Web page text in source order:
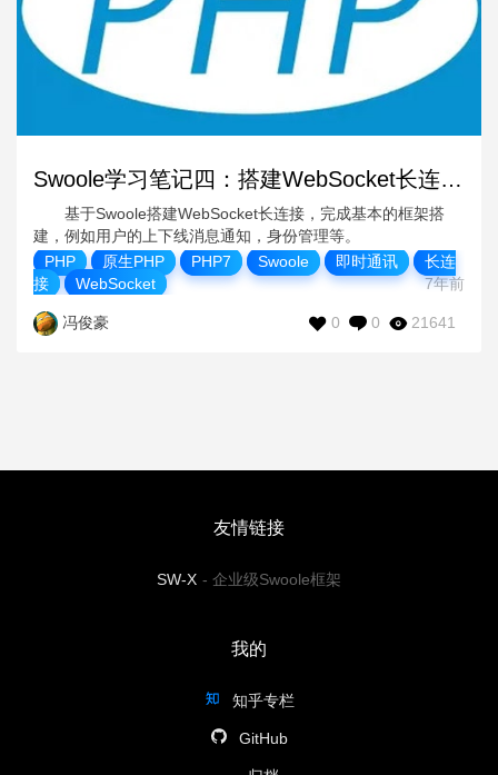
Swoole学习笔记四：搭建WebSocket长连接 之 基本框架搭建
基于Swoole搭建WebSocket长连接，完成基本的框架搭
建，例如用户的上下线消息通知，身份管理等。
PHP
原生PHP PHP7 Swoole 即时通讯
长连
接
WebSocket 7年前
冯俊豪 21641
0
0
友情链接
SW-X - 企业级Swoole框架
我的
知乎专栏
GitHub